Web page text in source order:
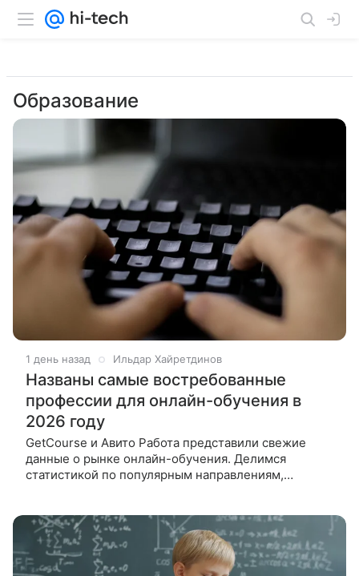
Образование
1 день назад Ильдар Хайретдинов
Названы самые востребованные
профессии для онлайн-обучения в
2026 году
GetCourse и Авито Работа представили свежие
данные о рынке онлайн-обучения. Делимся
статистикой по популярным направлениям,